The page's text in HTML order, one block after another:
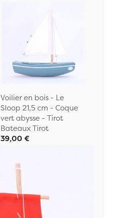
Voilier en bois - Le
Sloop 21,5 cm - Coque
vert abysse - Tirot
Bateaux Tirot
39,00 €